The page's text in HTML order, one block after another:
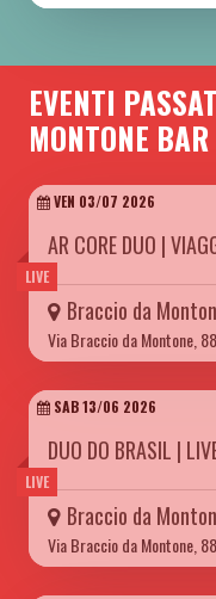
EVENTI
MONTONE BAR
LIVE
VEN 03/07 2026
AR CORE DUO |
Braccio da
Via Braccio da Montone, 88
LIVE
SAB 13/06 2026
DUO DO BRASIL |
Braccio da
Via Braccio da Montone, 88